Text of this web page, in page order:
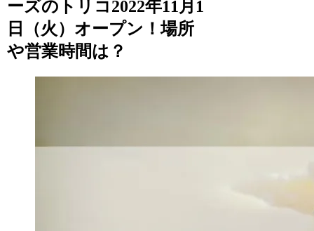
ーズのトリコ2022年11月1
日（火）オープン！場所
や営業時間は？